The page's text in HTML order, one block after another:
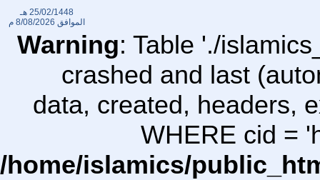
Warning: Table './
crashed and last
data, created, headers,
WHERE cid =
/home/islamics/
25/02/1448 هـ
الموافق 8/08/2026 م